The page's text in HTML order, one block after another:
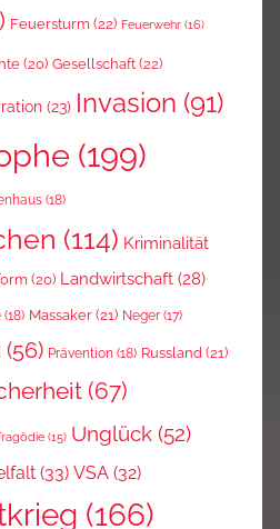
Feuersturm (22) Feuerwehr (16)
(20) Gesellschaft(22)
(23) Invasion (91)
(199)
(18)
(114) Kriminalität
(20) Landwirtschaft (28)
(18) Massaker (21) Neger (17)
(56) Prävention (18) Russland (21)
(67)
(15) Unglück (52)
(33) VSA (32)
(166)